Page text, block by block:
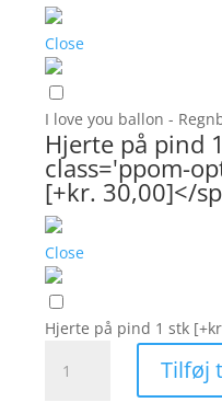
Close
I love you ballon -
Hjerte på pind
class='ppom-
[+kr. 30,00]</
Close
Hjerte på pind 1 stk
håb
Tilføj